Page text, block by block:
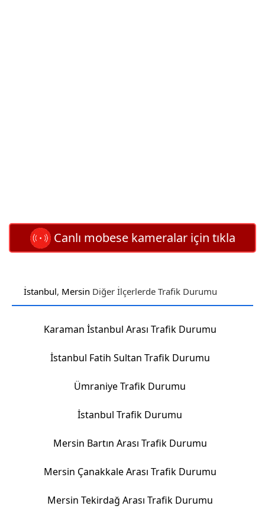
Canlı mobese kameralar için tıkla
İstanbul, Mersin Diğer İlçerlerde Trafik Durumu
Karaman İstanbul Arası Trafik Durumu
İstanbul Fatih Sultan Trafik Durumu
Ümraniye Trafik Durumu
İstanbul Trafik Durumu
Mersin Bartın Arası Trafik Durumu
Mersin Çanakkale Arası Trafik Durumu
Mersin Tekirdağ Arası Trafik Durumu